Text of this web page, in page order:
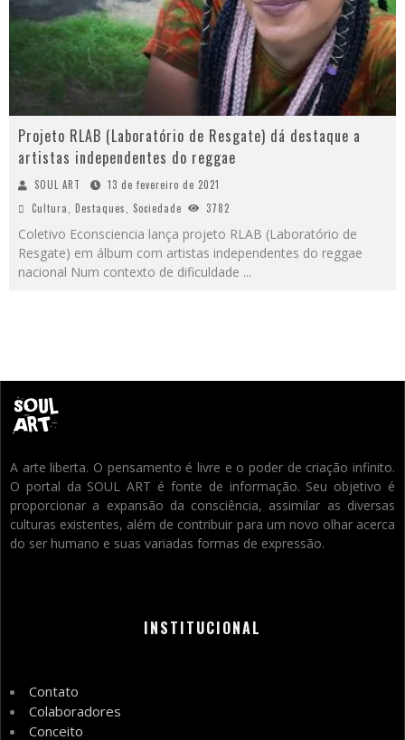
Projeto RLAB (Laboratório de Resgate) dá destaque a
artistas independentes do reggae
SOUL ART
13 de fevereiro de 2021
Cultura, Destaques, Sociedade 3782
Coletivo Econsciencia lança projeto RLAB (Laboratório de
Resgate) em álbum com artistas independentes do reggae
nacional Num contexto de dificuldade ...
A arte liberta. O pensamento é livre e o poder de criação infinito.
O portal da SOUL ART é fonte de informação. Seu objetivo é
proporcionar a expansão da consciência, assimilar as diversas
culturas existentes, além de contribuir para um novo olhar acerca
do ser humano e suas variadas formas de expressão.
INSTITUCIONAL
Contato
Colaboradores
Conceito